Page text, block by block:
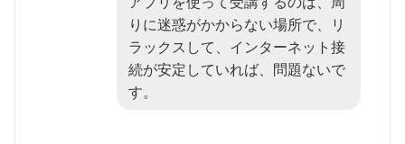
りに迷惑がかからない場所で、リ
ラックスして、インターネット接
続が安定していれば、問題ないで
す。